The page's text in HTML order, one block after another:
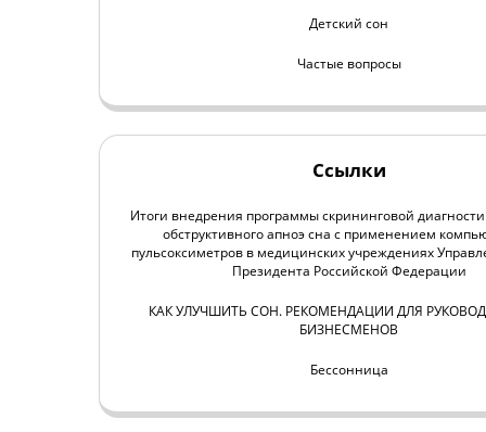
Детский сон
Частые вопросы
Ссылки
Итоги внедрения программы скрининговой
обструктивного апноэ сна с применением
пульсоксиметров в медицинских учреждениях
Президента Российской Федерации
КАК УЛУЧШИТЬ СОН. РЕКОМЕНДАЦИИ ДЛЯ
БИЗНЕСМЕНОВ
Бессонница